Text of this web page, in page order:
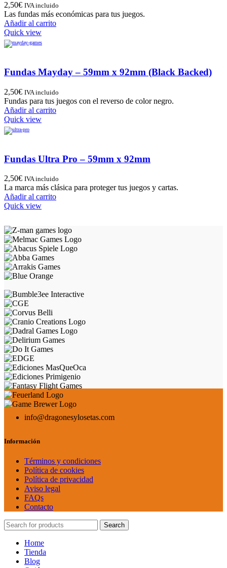
2,50€ IVA incluido
Las fundas más económicas para tus juegos.
Añadir al carrito
Quick view
Fundas Mayday – 59mm x 92mm (Black Backed)
2,50€ IVA incluido
Fundas para tus juegos con el reverso de color negro.
Añadir al carrito
Quick view
Fundas Ultra Pro – 59mm x 92mm
2,50€ IVA incluido
La marca más clásica para proteger tus juegos y cartas.
Añadir al carrito
Quick view
info@dragonesylosetas.com
Información
Términos y condiciones
Política de cookies
Política de privacidad
Aviso legal
FAQs
Contacto
Search
Home
Tienda
Blog